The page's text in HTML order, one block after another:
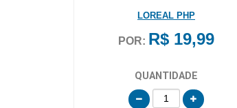
LOREAL PHP
POR: R$ 19,99
QUANTIDADE